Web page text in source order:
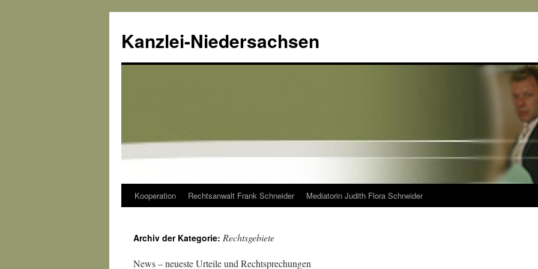
Kanzlei-Niedersachsen
Zum
springen
Kooperation Rechtsanwalt Frank Schneider Mediatorin Judith Flora Schneider
Archiv der Kategorie: Rechtsgebiete
News – neueste Urteile und Rechtsprechungen